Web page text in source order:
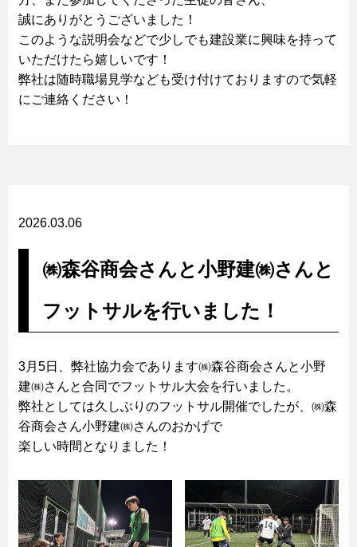
誠にありがとうございました！
このような説明会などで少しでも建設業に興味を持って
いただけたら嬉しいです！
弊社は随時職場見学なども受け付けておりますので気軽
にご連絡ください！
2026.03.06
㈱森谷商会さんと小野建㈱さんと
フットサルを行いました！
3月5日、弊社協力会であります㈱森谷商会さんと小野
建㈱さんと合同でフットサル大会を行いました。
弊社としては久しぶりのフットサル開催でしたが、㈱森
谷商会さん小野建㈱さんのおかげで
楽しい時間となりました！